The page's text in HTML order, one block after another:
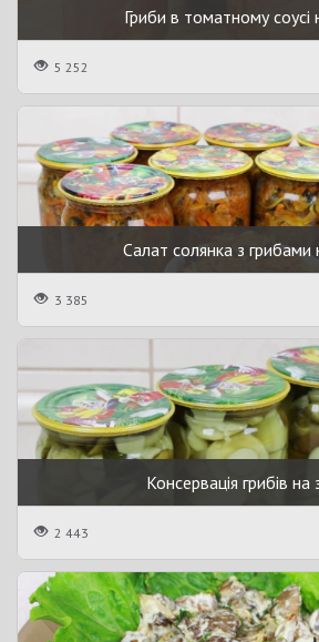
Гриби в томатному соусі
5 252
Салат солянка з грибами
3 385
Консервація грибів на
2 443